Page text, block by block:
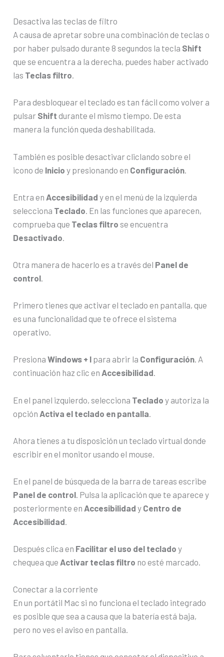
Desactiva las teclas de filtro
A causa de apretar sobre una combinación de teclas o
por haber pulsado durante 8 segundos la tecla Shift
que se encuentra a la derecha, puedes haber activado
las Teclas filtro.
Para desbloquear el teclado es tan fácil como volver a
pulsar Shift durante el mismo tiempo. De esta
manera la función queda deshabilitada.
También es posible desactivar cliclando sobre el
icono de Inicio y presionando en Configuración
Entra en Accesibilidad y en el menú de la izquierda
selecciona Teclado . En las funciones que aparecen,
comprueba que Teclas filtro se encuentra
Desactivado
Otra manera de hacerlo es a través del Panel de
control
Primero tienes que activar el teclado en pantalla, que
es una funcionalidad que te ofrece el sistema
operativo.
PresionaWindows + I para abrir la Configuración. A
continuación haz clic en Accesibilidad.
En el panel izquierdo, selecciona Teclado y autoriza la
opción Activa el teclado en pantalla
Ahora tienes a tu disposición un teclado virtual donde
escribir en el monitor usando el mouse.
En el panel de búsqueda de la barra de tareas escribe
Panel de control . Pulsa la aplicación que te aparece y
posteriormente en Accesibilidad y Centro de
Accesibilidad
Después clica en Facilitar el uso del teclado y
chequea que Activar teclas filtro no esté marcado.
Conectar a la corriente
En un portátil Mac si no funciona el teclado integrado
es posible que sea a causa que la batería está baja,
pero no ves el aviso en pantalla.